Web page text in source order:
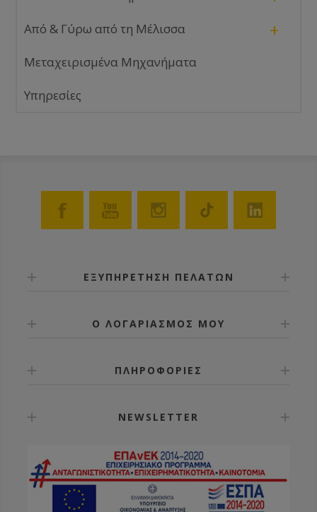
Από & Γύρω από τη Μέλισσα +
Μεταχειρισμένα Μηχανήματα
Υπηρεσίες
ΕΞΥΠΗΡΕΤΗΣΗ ΠΕΛΑΤΩΝ
Ο ΛΟΓΑΡΙΑΣΜΟΣ ΜΟΥ
ΠΛΗΡΟΦΟΡΙΕΣ
NEWSLETTER